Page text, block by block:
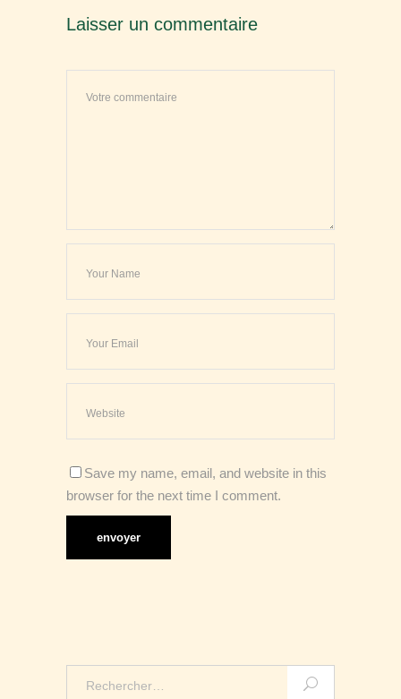
Laisser un commentaire
Save my name, email, and website in this
browser for the next time I comment.